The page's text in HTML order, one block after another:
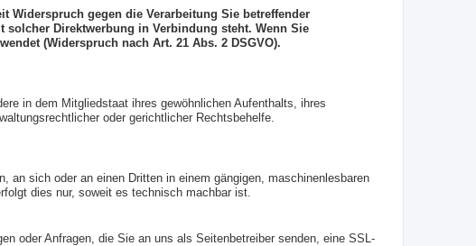
Widerspruch gegen die Verarbeitung Sie betreffender
Direktwerbung in Verbindung steht. Wenn Sie
(Widerspruch nach Art. 21 Abs. 2 DSGVO).
in dem Mitgliedstaat ihres gewöhnlichen Aufenthalts, ihres
oder gerichtlicher Rechtsbehelfe.
an sich oder an einen Dritten in einem gängigen, maschinenlesbaren
dies nur, soweit es technisch machbar ist.
oder Anfragen, die Sie an uns als Seitenbetreiber senden, eine SSL-